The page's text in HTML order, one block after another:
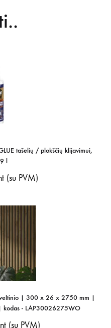
tašelių / plokščių klijavimui,
l
(su PVM)
| 300 x 26 x 2750 mm |
kodas - LAP30026275WO
(su PVM)